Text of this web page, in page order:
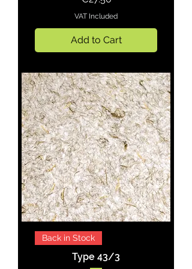
VAT Included
Add to Cart
Back in Stock
Type 43/3